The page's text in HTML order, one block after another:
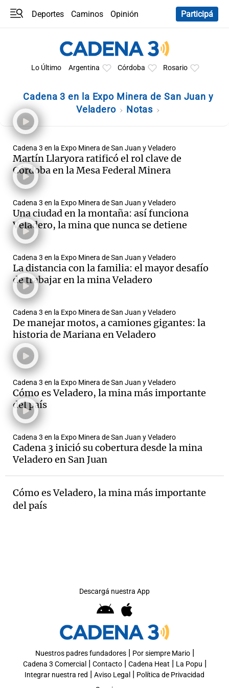
Deportes Caminos
Opinión
Participá
Lo Último Argentina Córdoba Rosario
Cadena 3 en la Expo Minera de San Juan y
Veladero
Notas
Cadena 3 en la Expo Minera de San Juan y Veladero
Martín Llaryora ratificó el rol clave de
Córdoba en la Mesa Federal Minera
Cadena 3 en la Expo Minera de San Juan y Veladero
Una ciudad en la montaña: así funciona
Veladero, la mina que nunca se detiene
Cadena 3 en la Expo Minera de San Juan y Veladero
La distancia con la familia: el mayor desafío
de trabajar en la mina Veladero
Cadena 3 en la Expo Minera de San Juan y Veladero
De manejar motos, a camiones gigantes: la
historia de Mariana en Veladero
Cadena 3 en la Expo Minera de San Juan y Veladero
Cómo es Veladero, la mina más importante
del país
Cadena 3 en la Expo Minera de San Juan y Veladero
Cadena 3 inició su cobertura desde la mina
Veladero en San Juan
Cómo es Veladero, la mina más importante
del país
Descargá nuestra App
Nuestros padres fundadores| Por siempre Mario|
Cadena 3 Comercial | Contacto| Cadena Heat | La Popu |
Integrar nuestra red | Aviso Legal | Política de Privacidad